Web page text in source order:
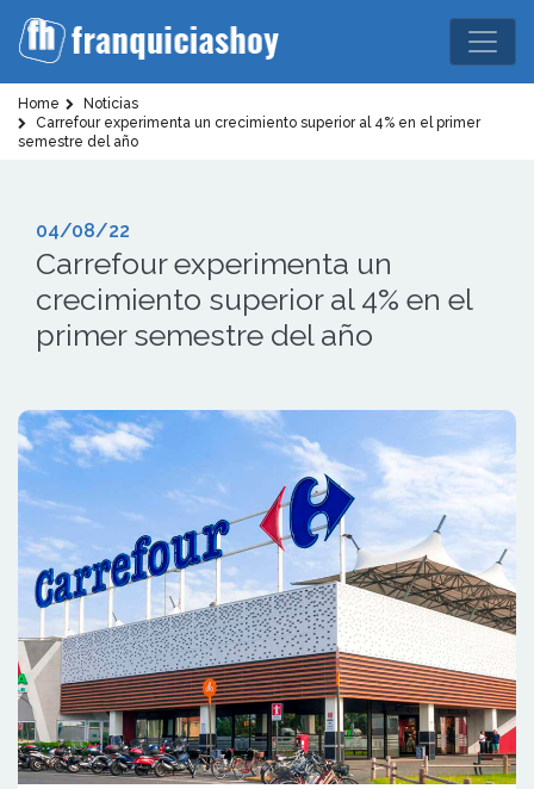
Home
Noticias
Carrefour experimenta un crecimiento superior al 4% en el primer
semestre del año
04/08/22
Carrefour experimenta un
crecimiento superior al 4% en el
primer semestre del año